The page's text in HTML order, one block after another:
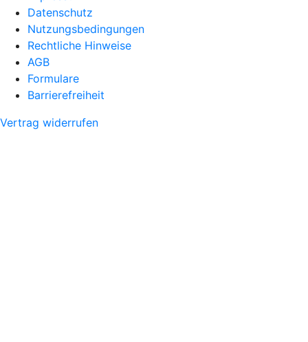
Datenschutz
Nutzungsbedingungen
Rechtliche Hinweise
AGB
Formulare
Barrierefreiheit
Vertrag widerrufen